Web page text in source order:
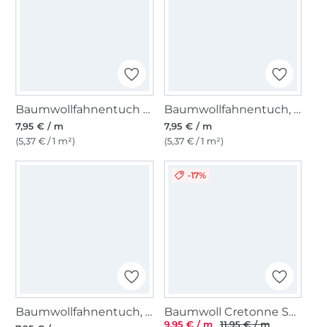
Baumwollfahnentuch schlamm, hell
7,95 € / m
(5,37 € / 1 m²)
Baumwollfahnentuch, moosgrün
7,95 € / m
(5,37 € / 1 m²)
Baumwollfahnentuch, terracotta
-17%
Baumwoll Cretonne Solea, grün
9,95 € / m
11,95 € / m